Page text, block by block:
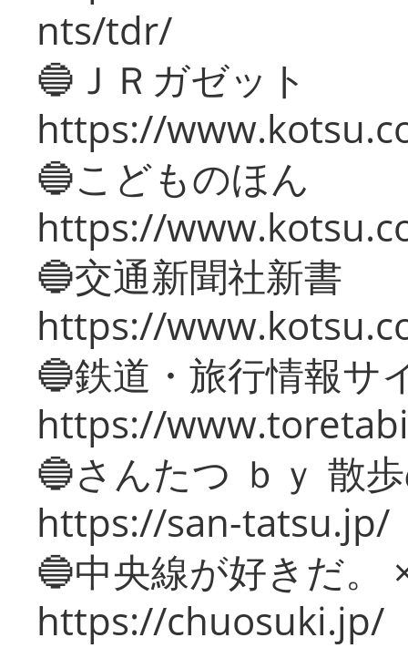
nts/tdr/
🔵ＪＲガゼット
https://
🔵こどものほん
https://
🔵交通新聞社新書
https://
🔵鉄道・旅行情報サ
https://
🔵さんたつ ｂｙ 散
https://san-tatsu.jp/
🔵中央線が好きだ。
https://chuosuki.jp/